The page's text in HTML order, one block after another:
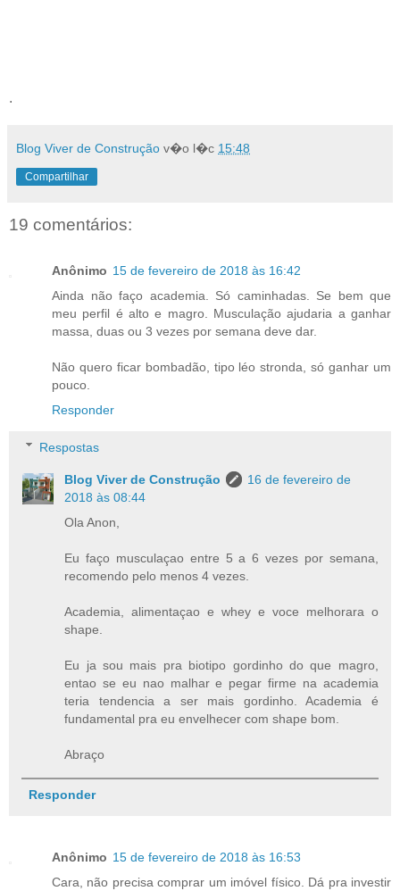
.
Blog Viver de Construção v�o l�c 15:48
Compartilhar
19 comentários:
Anônimo 15 de fevereiro de 2018 às 16:42
Ainda não faço academia. Só caminhadas. Se bem que
meu perfil é alto e magro. Musculação ajudaria a ganhar
massa, duas ou 3 vezes por semana deve dar.
Não quero ficar bombadão, tipo léo stronda, só ganhar um
pouco.
Responder
Respostas
Blog Viver de Construção
16 de fevereiro de
2018 às 08:44
Ola Anon,
Eu faço musculaçao entre 5 a 6 vezes por semana,
recomendo pelo menos 4 vezes.
Academia, alimentaçao e whey e voce melhorara o
shape.
Eu ja sou mais pra biotipo gordinho do que magro,
entao se eu nao malhar e pegar firme na academia
teria tendencia a ser mais gordinho. Academia é
fundamental pra eu envelhecer com shape bom.
Abraço
Responder
Anônimo 15 de fevereiro de 2018 às 16:53
Cara, não precisa comprar um imóvel físico. Dá pra investir